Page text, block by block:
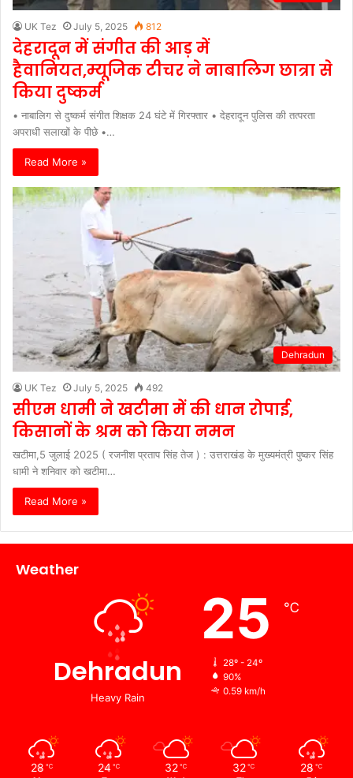
UK Tez July 5, 2025 812
देहरादून में संगीत की आड़ में
हैवानियत,म्यूजिक टीचर ने नाबालिग छात्रा से
किया दुष्कर्म
• नाबालिग से दुष्कर्म संगीत शिक्षक 24 घंटे में गिरफ्तार • देहरादून पुलिस की तत्परता
अपराधी सलाखों के पीछे •…
Read More »
Dehradun
UK Tez July 5, 2025 492
सीएम धामी ने खटीमा में की धान रोपाई,
किसानों के श्रम को किया नमन
खटीमा,5 जुलाई 2025 ( रजनीश प्रताप सिंह तेज ) : उत्तराखंड के मुख्यमंत्री पुष्कर सिंह
धामी ने शनिवार को खटीमा…
Read More »
Weather
Dehradun
Heavy Rain
25 ℃
28º - 24º
90%
0.59 km/h
28 ℃ 24 ℃ 32 ℃ 32 ℃ 28 ℃